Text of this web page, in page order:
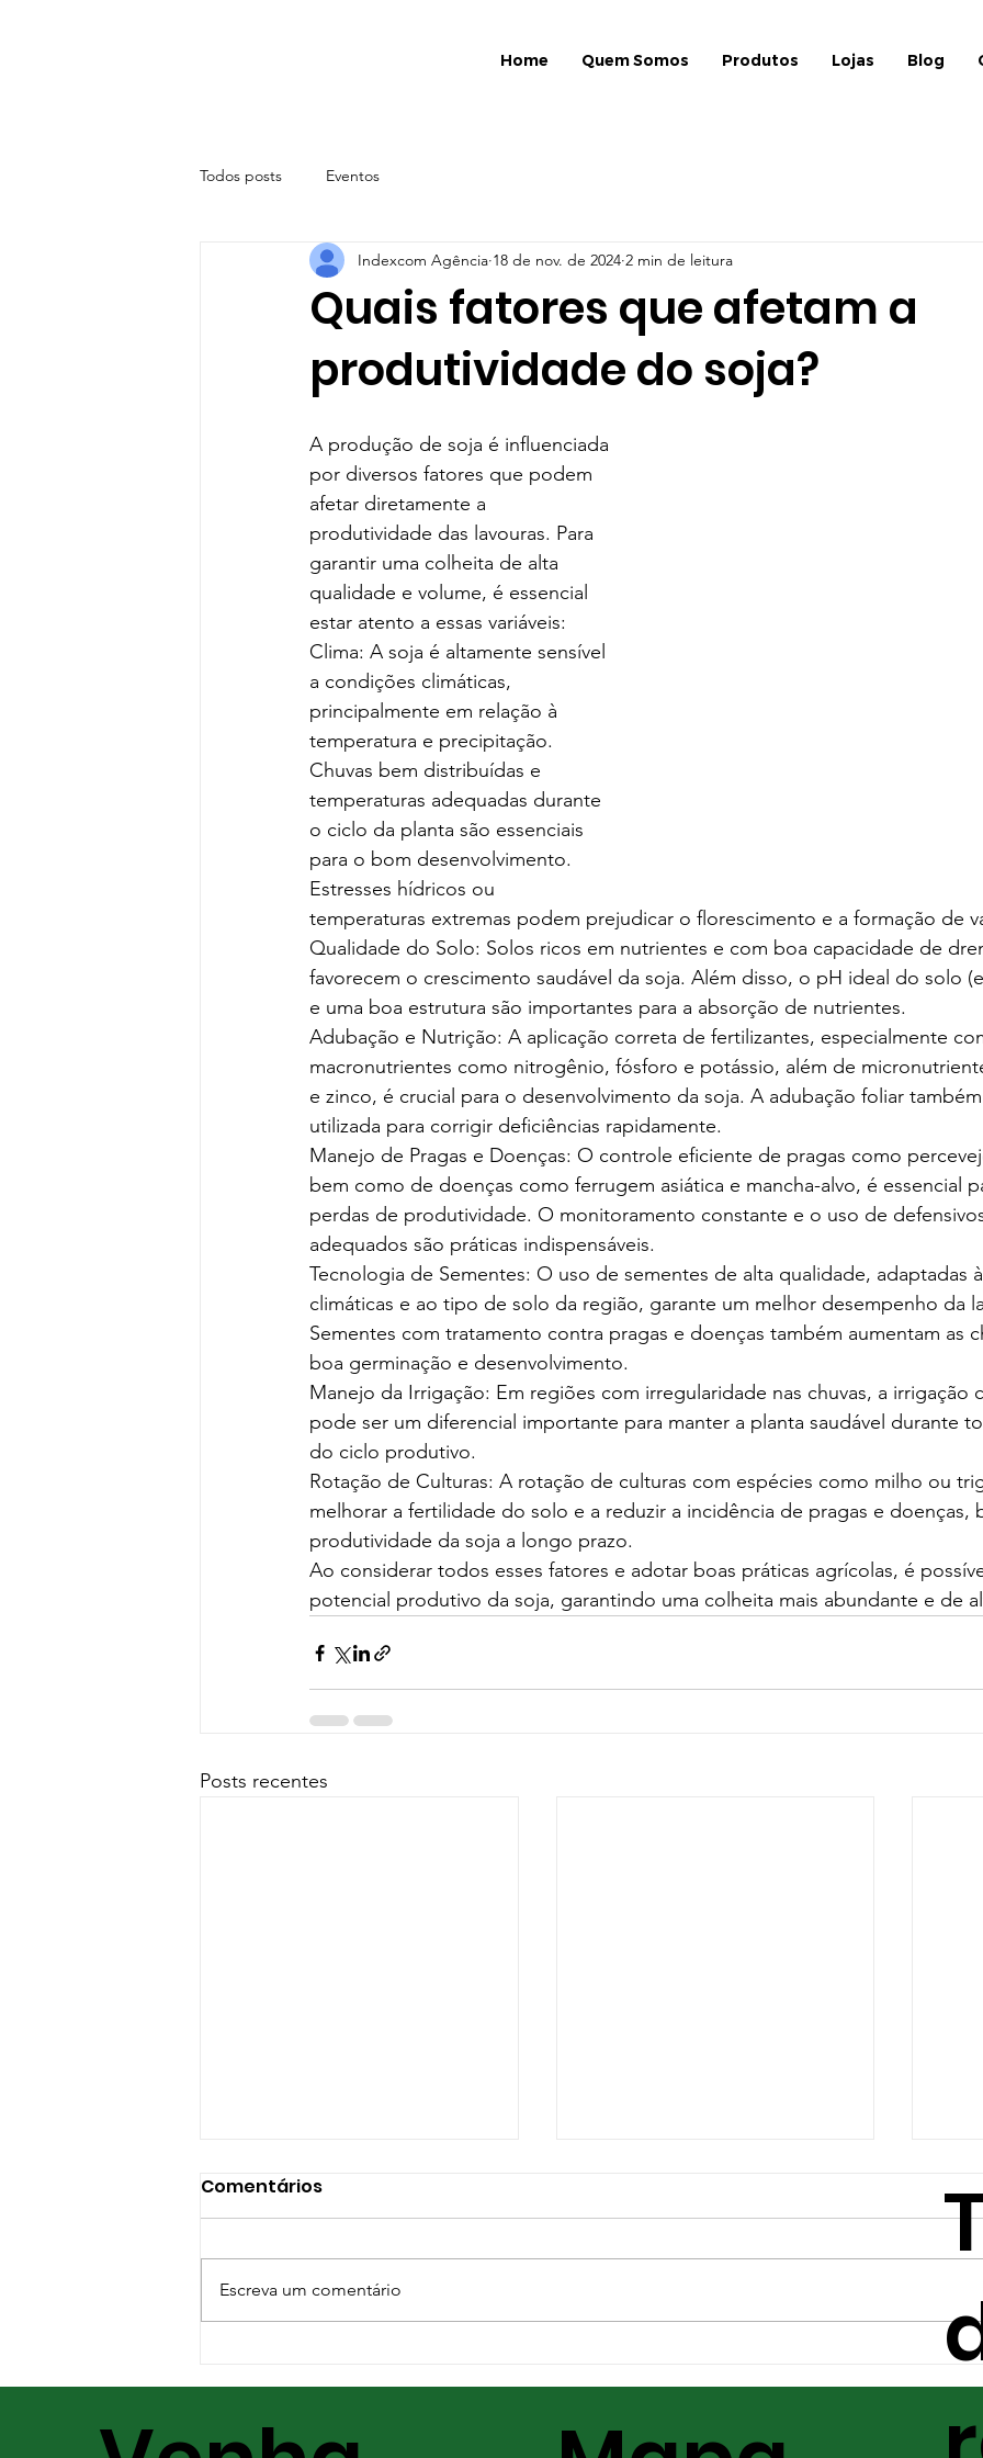
Home Quem Somos Produtos Lojas Blog
Todos posts Eventos
Quais fatores que afetam a
produtividade do soja?
Indexcom Agência 18 de nov. de 2024 2 min de leitura
A produção de soja é influenciada
por diversos fatores que podem
afetar diretamente a
produtividade das lavouras. Para
garantir uma colheita de alta
qualidade e volume, é essencial
estar atento a essas variáveis:
Clima: A soja é altamente sensível
a condições climáticas,
principalmente em relação à
temperatura e precipitação.
Chuvas bem distribuídas e
temperaturas adequadas durante
o ciclo da planta são essenciais
para o bom desenvolvimento.
Estresses hídricos ou
temperaturas extremas podem prejudicar o florescimento e a formação de
Qualidade do Solo: Solos ricos em nutrientes e com boa capacidade de
favorecem o crescimento saudável da soja. Além disso, o pH ideal do solo
e uma boa estrutura são importantes para a absorção de nutrientes.
Adubação e Nutrição: A aplicação correta de fertilizantes, especialmente
macronutrientes como nitrogênio, fósforo e potássio, além de
e zinco, é crucial para o desenvolvimento da soja. A adubação foliar
utilizada para corrigir deficiências rapidamente.
Manejo de Pragas e Doenças: O controle eficiente de pragas como
bem como de doenças como ferrugem asiática e mancha-alvo, é essencial
perdas de produtividade. O monitoramento constante e o uso de
adequados são práticas indispensáveis.
Tecnologia de Sementes: O uso de sementes de alta qualidade, adaptadas
climáticas e ao tipo de solo da região, garante um melhor desempenho da
Sementes com tratamento contra pragas e doenças também aumentam as
boa germinação e desenvolvimento.
Manejo da Irrigação: Em regiões com irregularidade nas chuvas, a irrigação
pode ser um diferencial importante para manter a planta saudável durante
do ciclo produtivo.
Rotação de Culturas: A rotação de culturas com espécies como milho ou
melhorar a fertilidade do solo e a reduzir a incidência de pragas e doenças,
produtividade da soja a longo prazo.
Ao considerar todos esses fatores e adotar boas práticas agrícolas, é
potencial produtivo da soja, garantindo uma colheita mais abundante e de
Posts recentes
mais alimento e
tem rebanhos
safrinha e como
A
Comentários
Escreva um comentário